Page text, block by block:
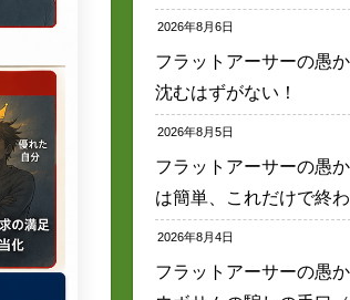
2026年8月6日
フラットアーサーの愚
沈むはずがない！
2026年8月5日
フラットアーサーの愚
は簡単、これだけで終わ
2026年8月4日
フラットアーサーの愚